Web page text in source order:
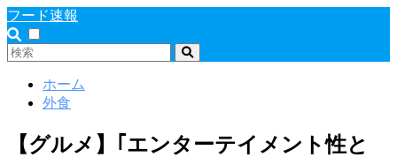
フード速報
ホーム
外食
【グルメ】｢エンターテイメント性と